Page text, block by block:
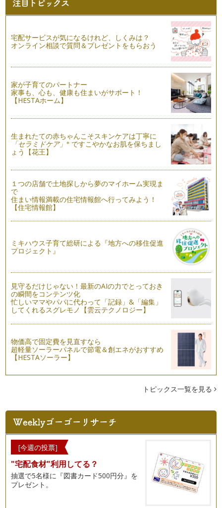
ダイコンで、子どもとおいしく楽しもう♪
芯まで冷えるような寒さで、おでんやシチューなど、温まるお
野菜を育てるくらしと子どもの笑顔
みなさんのところでは、紅葉が始まりましたか？ この頃にな
ると、さすがに種まきなど…
意外と知らない?!タマネギを育ててみよう☆
前回、春の楽しみとして「エンドウ」のお話をしましたが、ま
だまだ楽しめる野菜があります！ …
これから、どんどん冬に向かって寒くなってきますね。 厳し
い冬が過ぎ、春になると、キヌサ…
朝晩は、すっかり冷える季節になりました。 お子さんはもち
ろん、ママも風邪をひかないよう…
虫がつきやすい野菜・つきにくい野菜って？
前回、野菜の種まきで「コマツナを育てる時は、虫よけでネッ
秋冬野菜の種まきをしよう☆
まだまだ残暑厳しい9月の初旬ですね。 でも、朝晩は過ごしや
すかったり、風がちょっと…
楽しく野菜に触れるヒント♪
みなさん、夏を満喫していますか？ 今回は、7月8月にかけて
行った親子イベントで、い…
野菜の都合と子どもの本能を知り、楽しく野菜に触れましょう
☆
本格的な夏の暑さになりました。 田舎に帰省してバーベキュ
ーなど、…
子どもと野菜の花を見てみよう♪
いよいよ、夏野菜がどんどん実をつけ始める時期になってきま
みなさん、新じゃがは味わいましたか？ 新じゃがは、３月に
九州から始まり６月まで各地のも…
畑の虫の活躍を知ろう！
梅雨に入ったところも多いのではないでしょうか。 雨が降り
そうなとき、アマガエルはゲ…
子どもはノリノリ☆「こどもカフェ」ごっこで楽しもう
梅雨の時期になりましたね。 一雨ごとに野菜は育ってくれま
宅配サービスが気になるけれど、しくみは？
オンライン相談で質問＆プレゼントをもらおう
家が子育てのパートナー
家事も、心も、健康も住まいがサポート！
【HESTAホーム】
生まれたての赤ちゃんこそスキンケアは丁寧に
「セラミドケア」※ ですこやかなお肌を保ちまし
ょう【花王】
１つの店舗で土地探しから夢のマイホーム実現ま
で
住まい情報満載の住宅情報館へ行ってみよう！
【住宅情報館】
ミキハウス子育て総研による『地方への移住促進
プロジェクト』
見守るだけじゃない！最新のAIの力でとっておき
の瞬間をコンテンツ化
忙しいママやパパに代わって「記録」&「編集」
してくれるスグレモノ【雲云テクノロジー】
物価高で固定費を見直すなら
超軽量ソーラーパネルで節電＆創エネがおすすめ
【HESTAソーラー】
トピックス一覧を見る
[今週の投票]
"宅配食材"利用してる？
抽選で5名様に『図書カード500円分』を
プレゼント。